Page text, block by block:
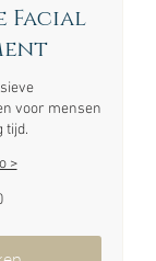
Facial
voor mensen
tijd.
>